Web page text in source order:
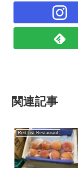
関連記事
Red List Restaurant